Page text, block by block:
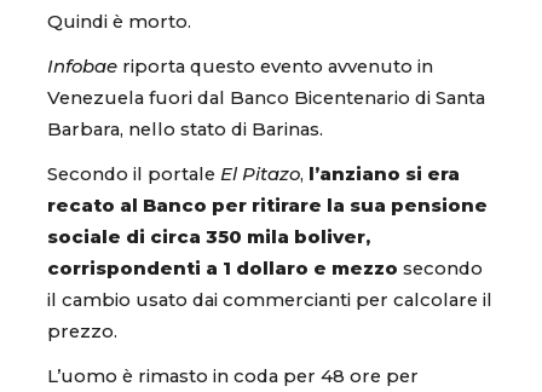
Quindi è morto.
Infobae riporta questo evento avvenuto in
Venezuela fuori dal Banco Bicentenario di Santa
Barbara, nello stato di Barinas.
Secondo il portale El Pitazo, l’anziano si era
recato al Banco per ritirare la sua pensione
sociale di circa 350 mila boliver,
corrispondenti a 1 dollaro e mezzo secondo
il cambio usato dai commercianti per calcolare il
prezzo.
L’uomo è rimasto in coda per 48 ore per